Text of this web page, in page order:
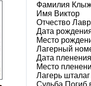
Фамилия
Имя Виктор
Отчество
Дата
Место
Лагерный
Дата
Место
Лагерь
Судьба Погиб